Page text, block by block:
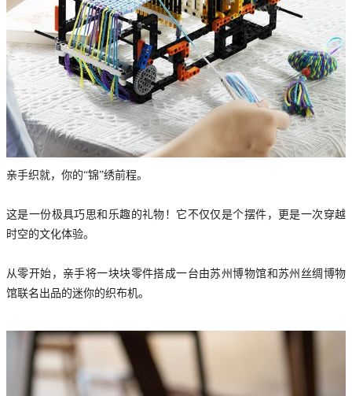
亲手织就，你的“锦”绣前程。
这是一份极具巧思和乐趣的礼物！它不仅仅是个摆件，更是一次穿越
时空的文化体验。
从零开始，亲手将一块块零件搭成一台由苏州博物馆和苏州丝绸博物
馆联名出品的迷你的织布机。